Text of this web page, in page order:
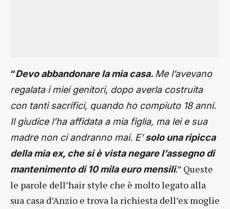
“Devo abbandonare la mia casa. Me l’avevano
regalata i miei genitori, dopo averla costruita
con tanti sacrifici, quando ho compiuto 18 anni.
Il giudice l’ha affidata a mia figlia, ma lei e sua
madre non ci andranno mai. E’solo una ripicca
della mia ex, che si è vista negare l’assegno di
mantenimento di 10 mila euro mensili.” Queste
le parole dell’hair style che è molto legato alla
sua casa d’Anzio e trova la richiesta dell’ex moglie